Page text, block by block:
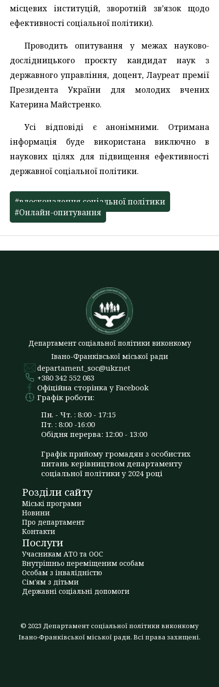
місцевих інституцій, зворотній зв’язок щодо
ефективності соціальної політики).
Проводить опитування у межах науково-
дослідницького проєкту кандидат наук з
державного управління, доцент, Лауреат премії
Президента України для молодих вчених
Катерина Майстренко.
Усі відповіді є анонімними. Отримана
інформація буде використана виключно в
наукових цілях для підвищення ефективності
державної соціальної політики.
#вдосконалення соціальної політики
#Онлайн-опитування
Департамент соціальної політики виконкому
Івано-Франківської міської ради
departament_soc@ukr.net
+380 342 552 083
Офіційна сторінка у Facebook
Графік роботи:
Пн. - Чт. : 8:00 - 17:15
Пт. : 8:00 -16:00
Обідня перерва: 12:00 - 13:00
Графік прийому громадян з особистих
питань керівництвом департаменту
соціальної політики у 2024 році
Розділи сайту
Міські програми
Новини
Про департамент
Контакти
Послуги
Учасникам АТО та ООС
Внутрішньо переміщеним особам
Особам з інвалідністю
Сім'ям з дітьми
Державні соціальні допомоги
© 2023 Департамент соціальної політики виконкому
Івано-Франківської міської ради. Всі права захищені.